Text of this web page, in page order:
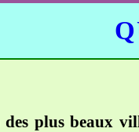
plus beaux